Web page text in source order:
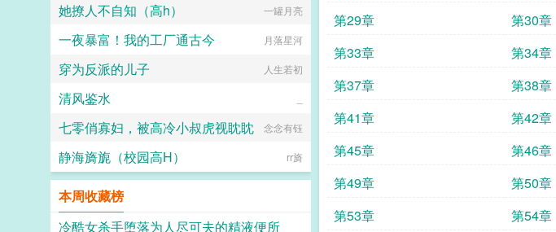
第29章
第30章
第33章
第34章
第37章
第38章
第41章
第42章
第45章
第46章
第49章
第50章
第53章
第54章
儿。■古耽照我满怀冰雪忠犬糙汉暗
掌扇爽了。■古耽误我秦楼约高冷闷
追又放弃，将军等会，小祖宗哎！■
试接吻吗？■现耽第13个治疗师狂躁
治疗师狠狠拿捏。老婆把我的精神病
治成了恋爱脑...
疯对她强取豪夺，也不会利用信息素
不作声地带她绕开所有的剧情点。因
有一个能来到她的面前。郁淼爱易
掉了抑制剂，处理掉了一直在烦她的
璟，我难受。帮帮我1始终1v12超听
话小狗攻amp主人级别涩涩的诱受3
女a无挂件2023725文案已截图备
份。...
她撩人不自知（高h） 一罐月亮
一夜暴富！我的工厂通古今 月落星河
穿为反派的儿子 人生若初
清风鉴水
七零俏寡妇，被高冷小叔虎视眈眈 念念有钰
静海旖旎（校园高H） rr旖
本周收藏榜
冷酷女杀手堕落为人尽可夫的精液便所